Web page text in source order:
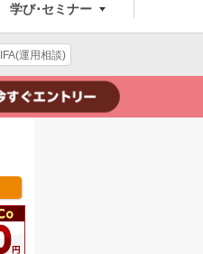
学び･セミナー
IFA(運用相談)